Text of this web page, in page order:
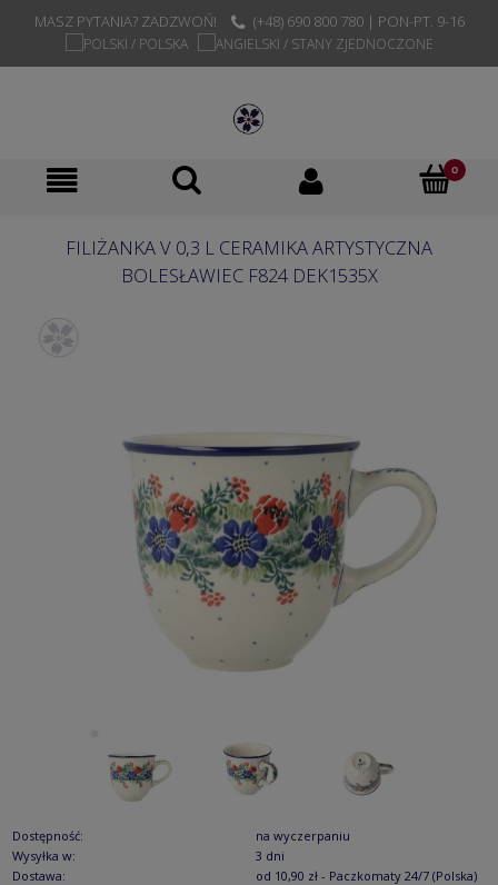
MASZ PYTANIA? ZADZWOŃ! (+48) 690 800 780 | PON-PT. 9-16
FILIŻANKA V 0,3 L CERAMIKA ARTYSTYCZNA
BOLESŁAWIEC F824 DEK1535X
Dostępność:
na wyczerpaniu
Wysyłka w:
3 dni
Dostawa:
od 10,90 zł - Paczkomaty 24/7 (Polska)